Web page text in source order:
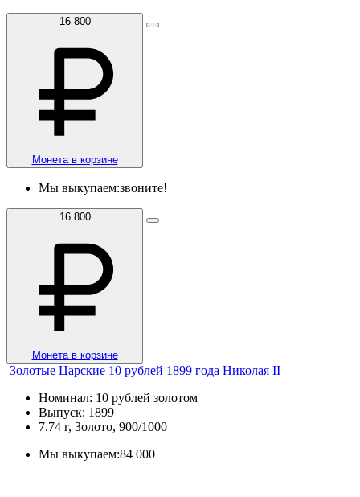
16 800
Монета в корзине
Мы выкупаем:звоните!
16 800
Монета в корзине
Золотые Царские 10 рублей 1899 года Николая II
Номинал: 10 рублей золотом
Выпуск: 1899
7.74 г, Золото, 900/1000
Мы выкупаем:84 000